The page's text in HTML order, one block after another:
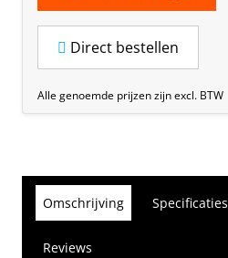
Direct bestellen
Alle genoemde prijzen zijn excl. BTW
Omschrijving Specificaties
Reviews